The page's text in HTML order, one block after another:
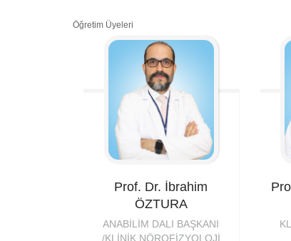
Öğretim Üyeleri
Prof. Dr. İbrahim
ÖZTURA
ANABILIM DALI BAŞKANI
/KLINIK NÖROFIZYOLOJI